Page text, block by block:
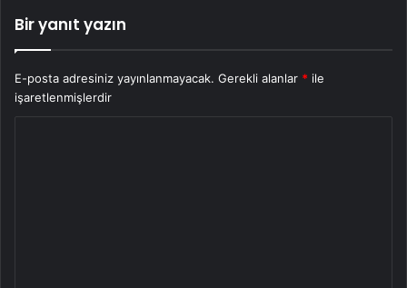
Bir yanıt yazın
E-posta adresiniz yayınlanmayacak. Gerekli alanlar * ile
işaretlenmişlerdir